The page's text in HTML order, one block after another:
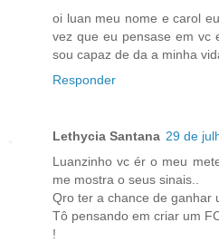
oi luan meu nome e carol
vez que eu pensase em vc
sou capaz de da a minha
Responder
Lethycia Santana 29 de
Luanzinho vc ér o meu
me mostra o seus sinais..
Qro ter a chance de ganhar
Tô pensando em criar um
!